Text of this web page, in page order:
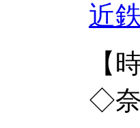
近
【
◇奈